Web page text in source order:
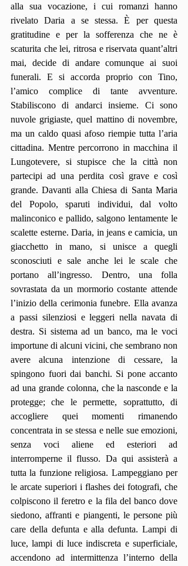
alla sua vocazione, i cui romanzi hanno
rivelato Daria a se stessa. È per questa
gratitudine e per la sofferenza che ne è
scaturita che lei, ritrosa e riservata quant’altri
mai, decide di andare comunque ai suoi
funerali. E si accorda proprio con Tino,
l’amico complice di tante avventure.
Stabiliscono di andarci insieme. Ci sono
nuvole grigiaste, quel mattino di novembre,
ma un caldo quasi afoso riempie tutta l’aria
cittadina. Mentre percorrono in macchina il
Lungotevere, si stupisce che la città non
partecipi ad una perdita così grave e così
grande. Davanti alla Chiesa di Santa Maria
del Popolo, sparuti individui, dal volto
malinconico e pallido, salgono lentamente le
scalette esterne. Daria, in jeans e camicia, un
giacchetto in mano, si unisce a quegli
sconosciuti e sale anche lei le scale che
portano all’ingresso. Dentro, una folla
sovrastata da un mormorio costante attende
l’inizio della cerimonia funebre. Ella avanza
a passi silenziosi e leggeri nella navata di
destra. Si sistema ad un banco, ma le voci
importune di alcuni vicini, che sembrano non
avere alcuna intenzione di cessare, la
spingono fuori dai banchi. Si pone accanto
ad una grande colonna, che la nasconde e la
protegge; che le permette, soprattutto, di
accogliere quei momenti rimanendo
concentrata in se stessa e nelle sue emozioni,
senza voci aliene ed esteriori ad
interromperne il flusso. Da qui assisterà a
tutta la funzione religiosa. Lampeggiano per
le arcate superiori i flashes dei fotografi, che
colpiscono il feretro e la fila del banco dove
siedono, affranti e piangenti, le persone più
care della defunta e alla defunta. Lampi di
luce, lampi di luce indiscreta e superficiale,
accendono ad intermittenza l’interno della